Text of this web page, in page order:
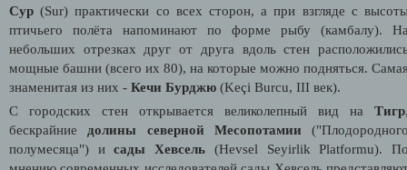
Сур(Sur) практически со всех сторон, а при взгляде с
птичьего полёта напоминают по форме рыбу (камбалу).
небольших отрезках друг от друга вдоль стен
мощные башни (всего их 80), на которые можно подняться.
знаменитая из них - Кечи Бурджю (Keçi Burcu, III век).
С городских стен открывается великолепный вид на Тигр
бескрайние долины северной Месопотамии
полумесяца") исады Хевсель (Hevsel Seyirlik Platformu).